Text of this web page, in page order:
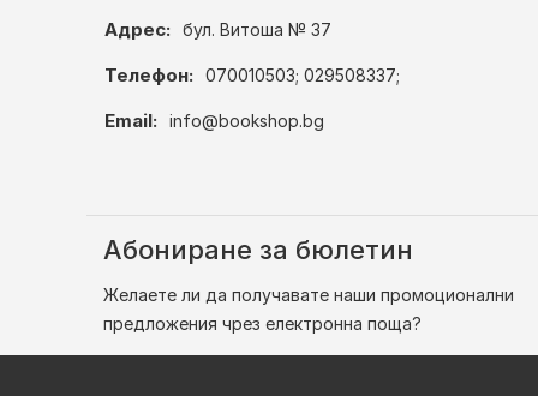
Адрес: бул. Витоша № 37
Телефон: 070010503; 029508337;
Email: info@bookshop.bg
Абониране за бюлетин
Желаете ли да получавате наши промоционални
предложения чрез електронна поща?